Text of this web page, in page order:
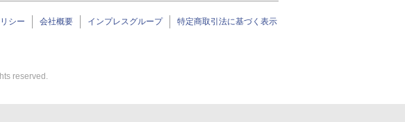
シー 会社概要 インプレスグループ 特定商取引法に基づく表示
reserved.